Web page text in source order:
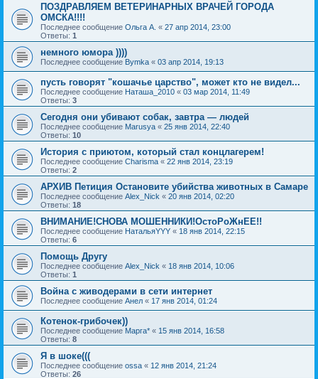
ПОЗДРАВЛЯЕМ ВЕТЕРИНАРНЫХ ВРАЧЕЙ ГОРОДА
ОМСКА!!!!
Последнее сообщение Ольга А. « 27 апр 2014, 23:00
Ответы: 1
немного юмора ))))
Последнее сообщение Bymka « 03 апр 2014, 19:13
пусть говорят "кошачье царство", может кто не видел...
Последнее сообщение Наташа_2010 « 03 мар 2014, 11:49
Ответы: 3
Сегодня они убивают собак, завтра — людей
Последнее сообщение Marusya « 25 янв 2014, 22:40
Ответы: 10
История с приютом, который стал концлагерем!
Последнее сообщение Charisma « 22 янв 2014, 23:19
Ответы: 2
АРХИВ Петиция Остановите убийства животных в Самаре
Последнее сообщение Alex_Nick « 20 янв 2014, 02:20
Ответы: 18
ВНИМАНИЕ!СНОВА МОШЕННИКИ!ОстоРоЖнЕЕ!!
Последнее сообщение НатальяYYY « 18 янв 2014, 22:15
Ответы: 6
Помощь Другу
Последнее сообщение Alex_Nick « 18 янв 2014, 10:06
Ответы: 1
Война с живодерами в сети интернет
Последнее сообщение Анел « 17 янв 2014, 01:24
Котенок-грибочек))
Последнее сообщение Марга* « 15 янв 2014, 16:58
Ответы: 8
Я в шоке(((
Последнее сообщение ossa « 12 янв 2014, 21:24
Ответы: 26